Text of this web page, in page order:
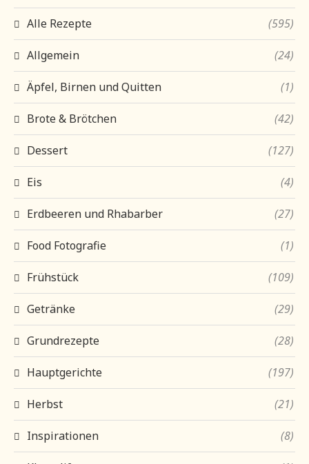
Alle Rezepte (595)
Allgemein (24)
Äpfel, Birnen und Quitten (1)
Brote & Brötchen (42)
Dessert (127)
Eis (4)
Erdbeeren und Rhabarber (27)
Food Fotografie (1)
Frühstück (109)
Getränke (29)
Grundrezepte (28)
Hauptgerichte (197)
Herbst (21)
Inspirationen (8)